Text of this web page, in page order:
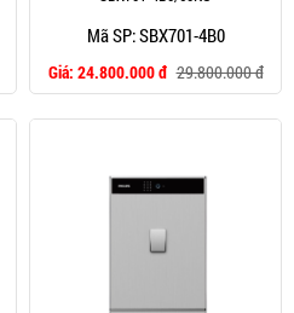
Mã SP: SBX701-4B0
Giá: 24.800.000 đ 29.800.000 đ